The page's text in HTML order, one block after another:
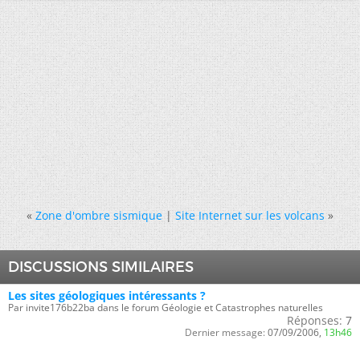
« Zone d'ombre sismique|Site Internet sur les volcans »
DISCUSSIONS SIMILAIRES
Les sites géologiques intéressants ?
Par invite176b22ba dans le forum Géologie et Catastrophes naturelles
Réponses: 7
Dernier message: 07/09/2006, 13h46